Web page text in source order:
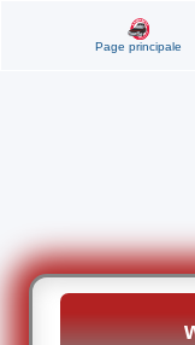
Page principale